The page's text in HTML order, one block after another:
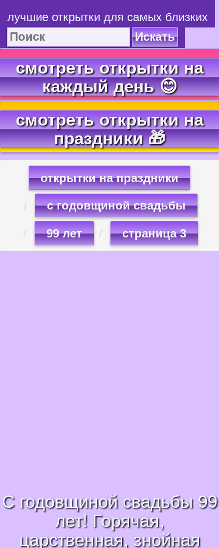
лучшие открытки для самых близких
Искать
смотреть открытки на
каждый день 😊
смотреть открытки на
праздники 🎁
открытки на праздники
с годовщиной свадьбы
99 лет страница 3
С годовщиной свадьбы 99
лет! Горячая,
царственная, знойная